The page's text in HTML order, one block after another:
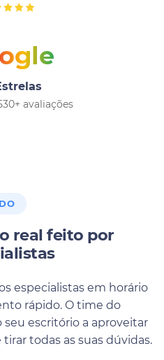
avaliações
real feito por
especialistas em horário
rápido. O time do
escritório a aproveitar
todas as suas dúvidas.